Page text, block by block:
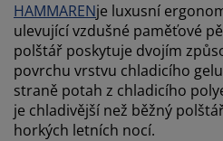
HAMMARENje luxusní
ulevující vzdušné paměťové
polštář poskytuje dvojím
povrchu vrstvu chladicího
straně potah z chladicího
je chladivější než běžný
horkých letních nocí.